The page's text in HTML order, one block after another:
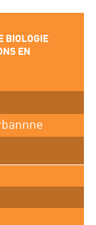
BIOLOGIE
EN